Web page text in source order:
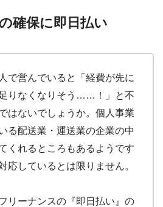
確保に即日払い
で営んでいると「経費が先に
りなくなりそう……！」と不
はないでしょうか。個人事業
る配送業・運送業の企業の中
くれるところもあるようです
応しているとは限りません。
リーナンスの『即日払い』の